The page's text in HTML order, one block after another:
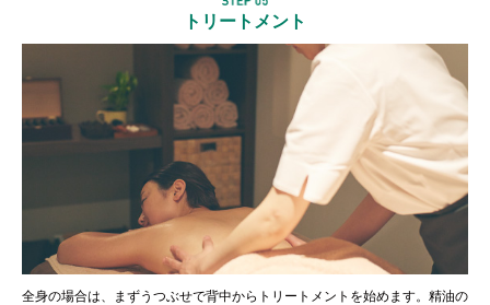
トリートメント
全身の場合は、まずうつぶせで背中からトリートメントを始めます。精油の